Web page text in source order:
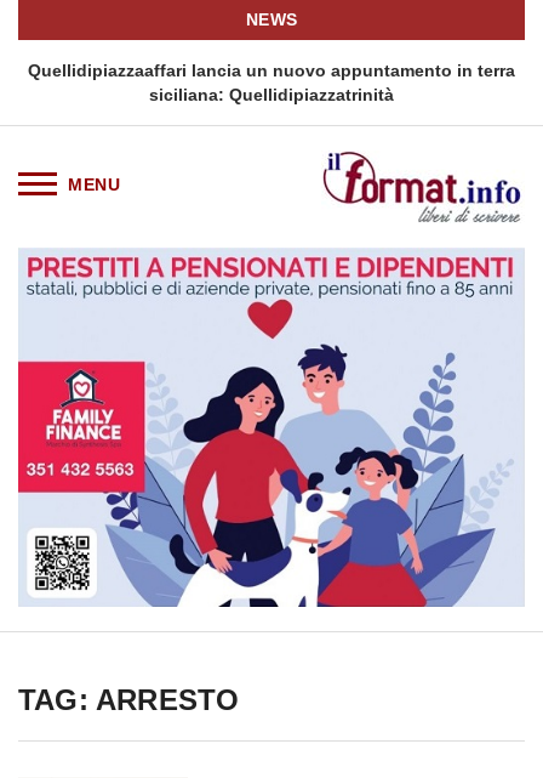
NEWS
Quellidipiazzaaffari lancia un nuovo appuntamento in terra
siciliana: Quellidipiazzatrinità
TAG: ARRESTO